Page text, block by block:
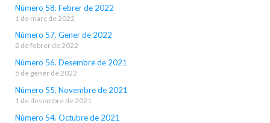
Número 58. Febrer de 2022
1 de març de 2022
Número 57. Gener de 2022
2 de febrer de 2022
Número 56. Desembre de 2021
5 de gener de 2022
Número 55. Novembre de 2021
1 de desembre de 2021
Número 54. Octubre de 2021